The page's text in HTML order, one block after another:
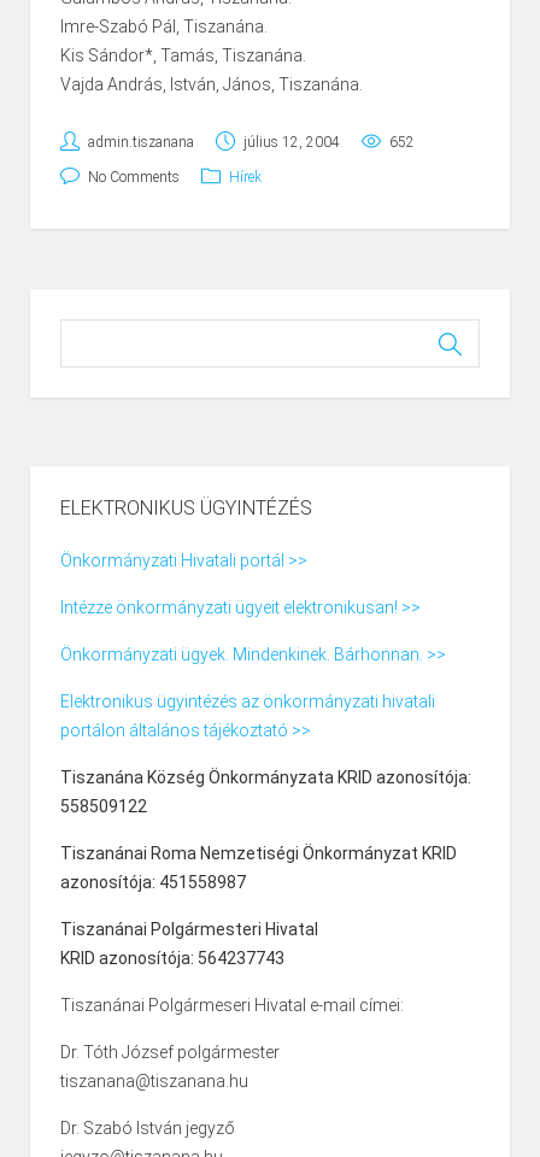
Imre-Szabó Pál, Tiszanána.
Kis Sándor*, Tamás, Tiszanána.
Vajda András, István, János, Tiszanána.
admin.tiszanana július 12, 2004 652
No Comments Hírek
ELEKTRONIKUS ÜGYINTÉZÉS
Önkormányzati Hivatali portál >>
Intézze önkormányzati ügyeit elektronikusan! >>
Önkormányzati ügyek. Mindenkinek. Bárhonnan. >>
Elektronikus ügyintézés az önkormányzati hivatali
portálon általános tájékoztató >>
Tiszanána Község Önkormányzata KRID azonosítója:
558509122
Tiszanánai Roma Nemzetiségi Önkormányzat KRID
azonosítója: 451558987
Tiszanánai Polgármesteri Hivatal
KRID azonosítója: 564237743
Tiszanánai Polgármeseri Hivatal e-mail címei:
Dr. Tóth József polgármester
tiszanana@tiszanana.hu
Dr. Szabó István jegyző